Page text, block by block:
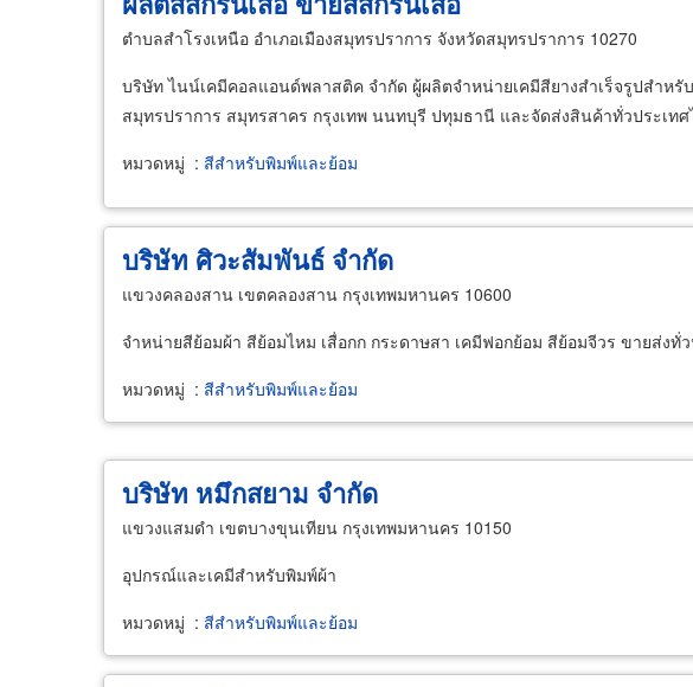
ตำบลสำโรงเหนือ อำเภอเมืองสมุทรปราการ จังหวัดสมุทรปราการ 10270
บริษัท ไนน์เคมีคอลแอนด์พลาสติค จำกัด ผู้ผลิตจำหน่ายเคมีสียางสำเร็จรูปสำ
สมุทรปราการ สมุทรสาคร กรุงเทพ นนทบุรี ปทุมธานี และจัดส่งสินค้าทั่วประเท
หมวดหมู่ : สีสำหรับพิมพ์และย้อม
บริษัท ศิวะสัมพันธ์ จำกัด
แขวงคลองสาน เขตคลองสาน กรุงเทพมหานคร 10600
จำหน่ายสีย้อมผ้า สีย้อมไหม เสื่อกก กระดาษสา เคมีฟอกย้อม สีย้อมจีวร ขายส่งทั่
หมวดหมู่ : สีสำหรับพิมพ์และย้อม
บริษัท หมึกสยาม จำกัด
แขวงแสมดำ เขตบางขุนเทียน กรุงเทพมหานคร 10150
อุปกรณ์และเคมีสำหรับพิมพ์ผ้า
หมวดหมู่ : สีสำหรับพิมพ์และย้อม